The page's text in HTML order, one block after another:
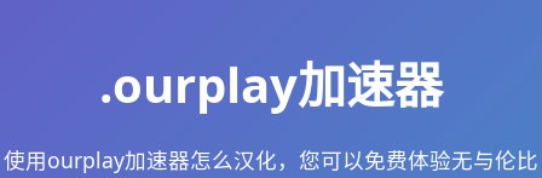
.ourplay加速器
使用ourplay加速器怎么汉化，您可以免费体验无与伦比